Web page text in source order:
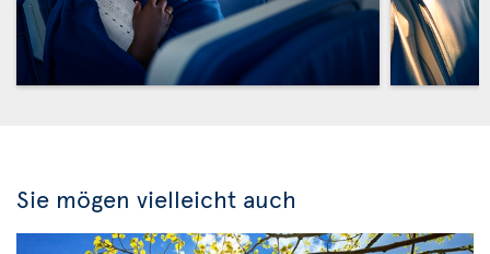
Sie mögen vielleicht auch